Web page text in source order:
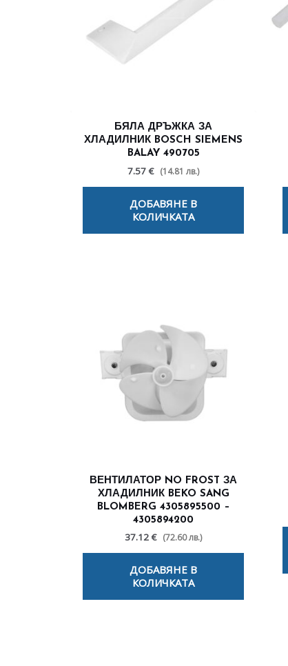
БЯЛА ДРЪЖКА ЗА
ХЛАДИЛНИК BOSCH SIEMENS
BALAY 490705
7.57 € (14.81 лв.)
ДОБАВЯНЕ В
КОЛИЧКАТА
ВЕНТИЛАТОР NO FROST ЗА
ХЛАДИЛНИК BEKO SANG
BLOMBERG 4305895500 –
4305894200
37.12 € (72.60 лв.)
ДОБАВЯНЕ В
КОЛИЧКАТА